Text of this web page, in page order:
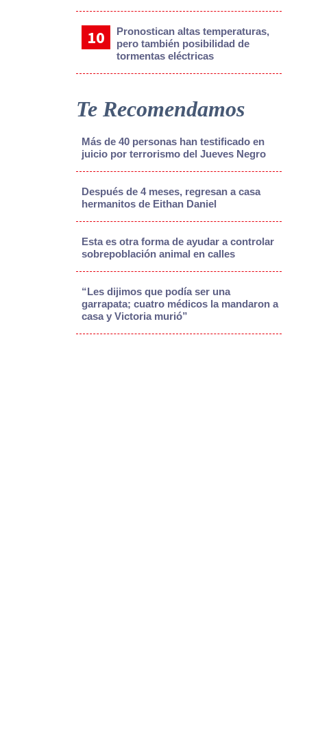
Pronostican altas temperaturas,
pero también posibilidad de
tormentas eléctricas
Te Recomendamos
Más de 40 personas han testificado en
juicio por terrorismo del Jueves Negro
Después de 4 meses, regresan a casa
hermanitos de Eithan Daniel
Esta es otra forma de ayudar a controlar
sobrepoblación animal en calles
“Les dijimos que podía ser una
garrapata; cuatro médicos la mandaron a
casa y Victoria murió”